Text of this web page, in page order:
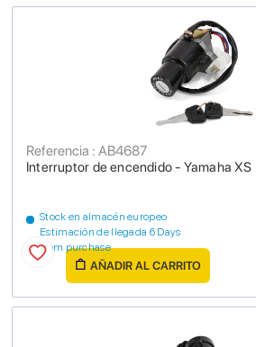
Interruptor de encendido - Yamaha
Referencia : AB4687
Stock en almacén europeo
Estimación de llegada 6 Days
from purchase
AÑADIR AL CARRITO